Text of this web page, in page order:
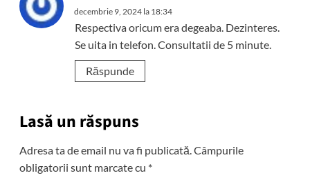
decembrie 9, 2024 la 18:34
Respectiva oricum era degeaba. Dezinteres.
Se uita in telefon. Consultatii de 5 minute.
Răspunde
Lasă un răspuns
Adresa ta de email nu va fi publicată. Câmpurile
obligatorii sunt marcate cu *